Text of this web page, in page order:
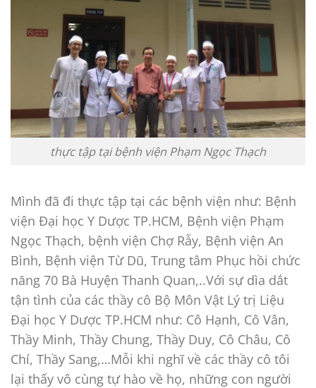
thực tập tại bệnh viện Phạm Ngọc Thạch
Mình đã đi thực tập tại các bệnh viện như: Bệnh
viện Đại học Y Dược TP.HCM, Bệnh viện Phạm
Ngọc Thạch, bệnh viện Chợ Rẫy, Bệnh viện An
Bình, Bệnh viện Từ Dũ, Trung tâm Phục hồi chức
năng 70 Bà Huyện Thanh Quan,..Với sự dìa dắt
tận tình của các thầy cô Bộ Môn Vật Lý trị Liệu
Đại học Y Dược TP.HCM như: Cô Hạnh, Cô Vân,
Thầy Minh, Thầy Chung, Thầy Duy, Cô Châu, Cô
Chí, Thầy Sang,…Mỗi khi nghĩ về các thầy cô tôi
lại thấy vô cùng tự hào về họ, những con người